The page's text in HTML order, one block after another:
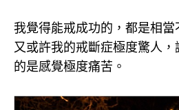
我覺得能戒成功的，都是相當
又或許我的戒斷症極度驚人
的是感覺極度痛苦。